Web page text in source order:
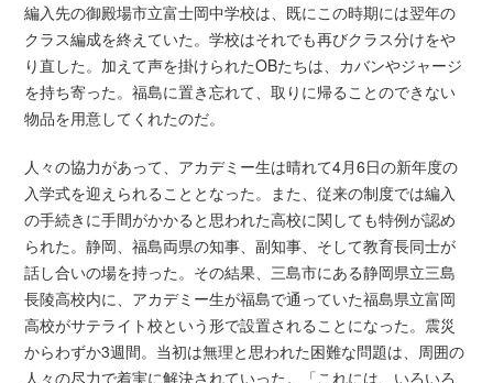
編入先の御殿場市立富士岡中学校は、既にこの時期には翌年の
クラス編成を終えていた。学校はそれでも再びクラス分けをや
り直した。加えて声を掛けられたOBたちは、カバンやジャージ
を持ち寄った。福島に置き忘れて、取りに帰ることのできない
物品を用意してくれたのだ。
人々の協力があって、アカデミー生は晴れて4月6日の新年度の
入学式を迎えられることとなった。また、従来の制度では編入
の手続きに手間がかかると思われた高校に関しても特例が認め
られた。静岡、福島両県の知事、副知事、そして教育長同士が
話し合いの場を持った。その結果、三島市にある静岡県立三島
長陵高校内に、アカデミー生が福島で通っていた福島県立富岡
高校がサテライト校という形で設置されることになった。震災
からわずか3週間。当初は無理と思われた困難な問題は、周囲の
人々の尽力で着実に解決されていった。「これには、いろいろ